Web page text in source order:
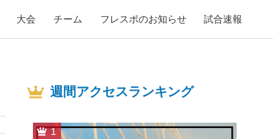
大会 チーム フレスポのお知らせ 試合速報
週間アクセスランキング
1